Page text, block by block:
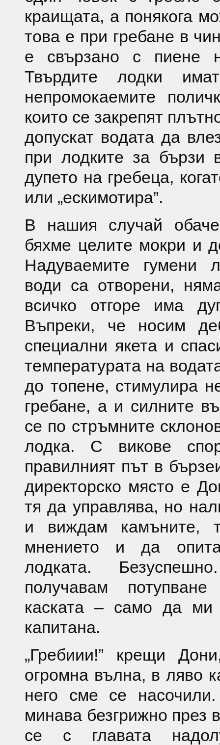
краищата, а понякога
това е при гребане в
е свързано с пиене
Твърдите лодки
непромокаемите
които се закрепят
допускат водата да
при лодките за бързи
дупето на гребеца,
или „ескимотира”.
В нашия случай
бяхме целите мокри и
Надуваемите гумени
води са отворени,
всичко отгоре има
Въпреки, че носим
специални якета и
температурата на
до топене, стимулира
гребане, а и силните
се по стръмните
лодка. С викове
правилният път в
директорско място е
тя да управлява, но
и виждам камъните,
мнението и да
лодката.
получавам
каската – само да
капитана.
„Гребиии!” крещи
огромна вълна, в ляво
него сме се
минава безгрижно през
се с главата